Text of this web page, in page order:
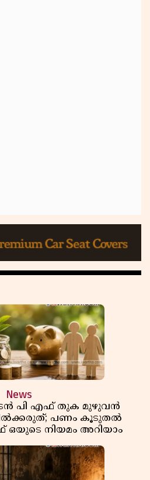
News
പി എഫ് തുക മുഴുവൻ
പണം കൂടുതൽ
ഒയുടെ നിയമം അറിയാം